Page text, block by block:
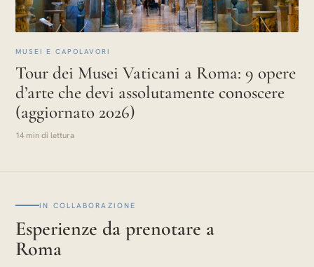
MUSEI E CAPOLAVORI
Tour dei Musei Vaticani a Roma: 9 opere
d’arte che devi assolutamente conoscere
(aggiornato 2026)
14 min di lettura
IN COLLABORAZIONE
Esperienze da prenotare a
Roma